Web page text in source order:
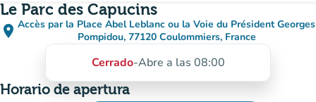
Le Parc des Capucins
place Accès par la Place Abel Leblanc ou la Voie du Président Georges
Pompidou, 77120 Coulommiers, France
(abrir en Google Maps)
(nueva pestaña)
Cerrado-Abre a las 08:00
Horario de apertura